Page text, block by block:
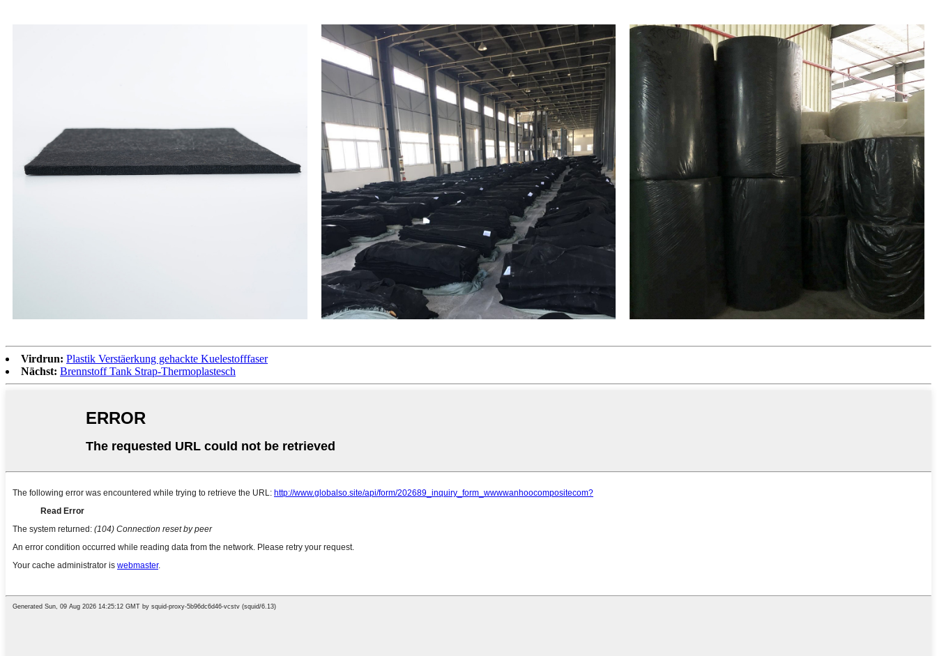
Virdrun: Plastik Verstäerkung gehackte Kuelestofffaser
Nächst: Brennstoff Tank Strap-Thermoplastesch